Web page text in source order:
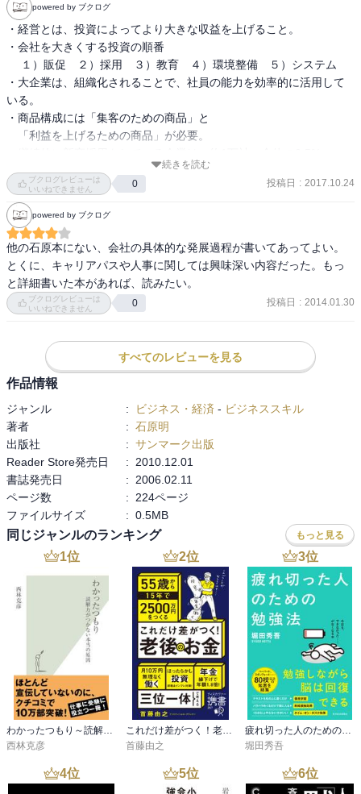
powered by ブクログ
・経営とは、投資によってより大きな収益を上げること。
・会社を大きくする投資の順番
・大企業は、組織化されることで、社員の能力を効率的に活用して
いる。
・商品構成には「集客のための商品」と
「利益を上げるための商品」が必要。
・マーケティングが当たるまでは、少ない資金を宣伝広告に集中投
資。
続きを読む
ブクログレビューは
いいねできません
0 投稿日 : 2017.10.24
powered by ブクログ
他の石原本にない、会社の具体的な発展過程が書いてあってよい。
とくに、キャリアパスや人事に関しては興味深い内容だった。もっ
と詳細書いた本があれば、読みたい。
ブクログレビューは
いいねできません
0 投稿日 : 2014.01.30
すべてのレビューを見る
作品情報
ジャンル : ビジネス・経済 - ビジネススキル
著者
: 石原明
出版社
: サンマーク出版
Reader Store発売日
:
2010.12.01
書誌発売日
:
2006.02.11
ページ数
:
224ページ
ファイルサイズ
: 0.5MB
同じジャンルのランキング もっと見る
1位
わかったつもり～読解力がつかない本当の原因～
西林克彦
2位
これだけ差がつく！老後のお金 55歳から15年で2500万円をつくる
首藤由之
3位
疲れ切った人のための勉強法
堀田秀吾
4位 5位 6位